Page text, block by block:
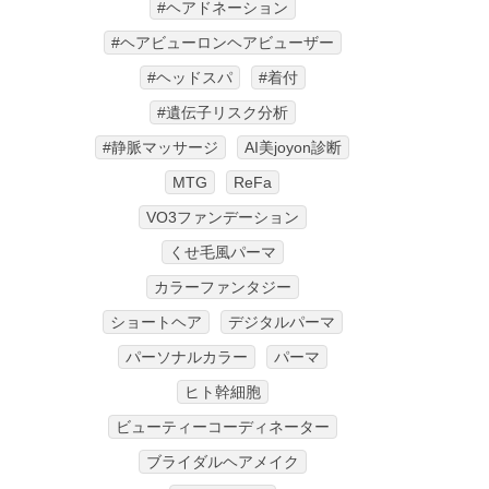
#ヘアドネーション
#ヘアビューロンヘアビューザー
#ヘッドスパ
#着付
#遺伝子リスク分析
#静脈マッサージ
AI美joyon診断
MTG
ReFa
VO3ファンデーション
くせ毛風パーマ
カラーファンタジー
ショートヘア
デジタルパーマ
パーソナルカラー
パーマ
ヒト幹細胞
ビューティーコーディネーター
ブライダルヘアメイク